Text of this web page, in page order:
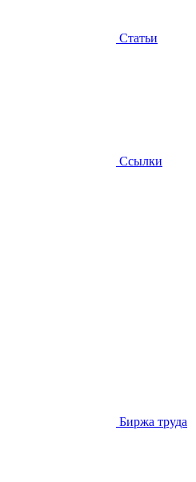
Статьи
Ссылки
Биржа труда